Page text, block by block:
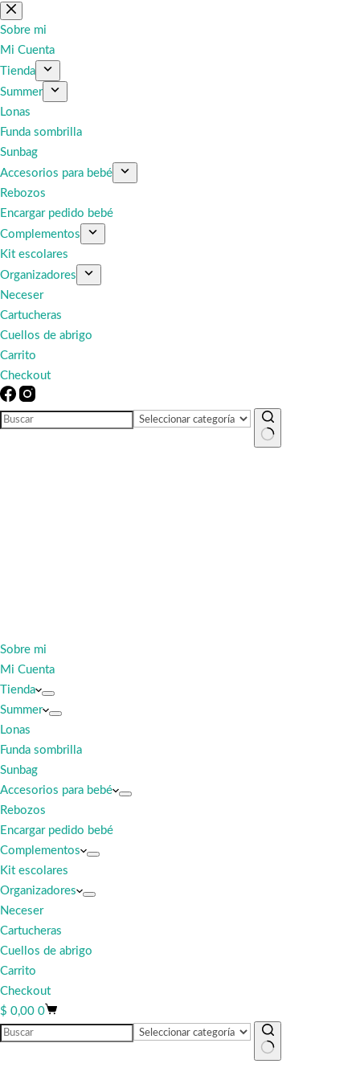
Saltar
al
contenido
Sobre mi
Mi Cuenta
Tienda
Summer
Lonas
Funda sombrilla
Sunbag
Accesorios para bebé
Rebozos
Encargar pedido bebé
Complementos
Kit escolares
Organizadores
Neceser
Cartucheras
Cuellos de abrigo
Carrito
Checkout
Sobre mi
Mi Cuenta
Tienda
Summer
Lonas
Funda sombrilla
Sunbag
Accesorios para bebé
Rebozos
Encargar pedido bebé
Complementos
Kit escolares
Organizadores
Neceser
Cartucheras
Cuellos de abrigo
Carrito
Checkout
Carro
de
$ 0,00 0